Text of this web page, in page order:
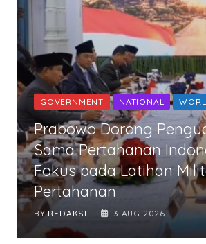
GOVERNMENT NATIONAL
Prabowo Dorong
Sama Pertahanan
Fokus pada Latihan
Pertahanan
BYREDAKSI 3 AUG 2026